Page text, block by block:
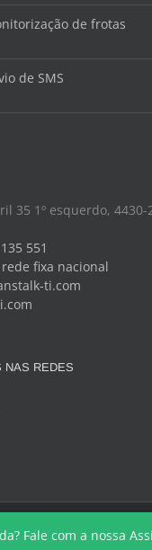
de frotas
de SMS
35 1º esquerdo, 4430-
551
fixa nacional
ti.com
NAS REDES
- BeanStalk - Tecnologias
Facebook
Twitter
Fale com a nossa